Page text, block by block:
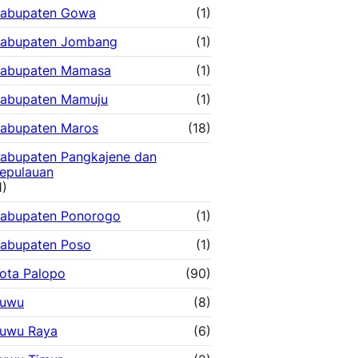
Gowa
(1)
Jombang
(1)
Mamasa
(1)
Mamuju
(1)
Maros
(18)
Pangkajene dan
Ponorogo
(1)
Poso
(1)
Palopo
(90)
(8)
Raya
(6)